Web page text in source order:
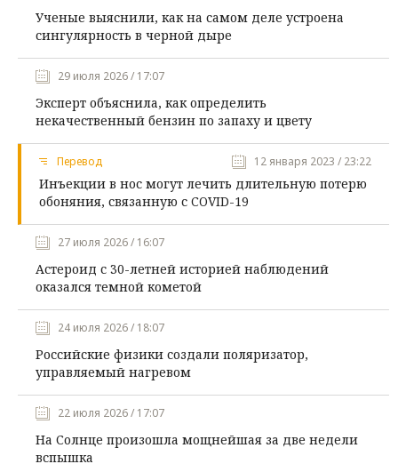
Ученые выяснили, как на самом деле устроена
сингулярность в черной дыре
29 июля 2026 / 17:07
Эксперт объяснила, как определить
некачественный бензин по запаху и цвету
Перевод 12 января 2023 / 23:22
Инъекции в нос могут лечить длительную потерю
обоняния, связанную с COVID-19
27 июля 2026 / 16:07
Астероид с 30-летней историей наблюдений
оказался темной кометой
24 июля 2026 / 18:07
Российские физики создали поляризатор,
управляемый нагревом
22 июля 2026 / 17:07
На Солнце произошла мощнейшая за две недели
вспышка